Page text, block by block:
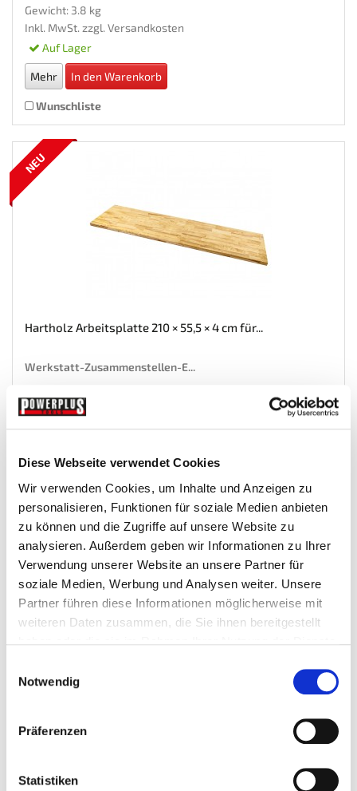
Diese Webseite verwendet Cookies
Wir verwenden Cookies, um Inhalte und Anzeigen zu
personalisieren, Funktionen für soziale Medien anbieten
zu können und die Zugriffe auf unsere Website zu
analysieren. Außerdem geben wir Informationen zu Ihrer
Verwendung unserer Website an unsere Partner für
soziale Medien, Werbung und Analysen weiter. Unsere
Partner führen diese Informationen möglicherweise mit
weiteren Daten zusammen, die Sie ihnen bereitgestellt
Notwendig
Präferenzen
Statistiken
Gewicht: 3.8 kg
Inkl. MwSt. zzgl. Versandkosten
Auf Lager
Mehr In den Warenkorb
Wunschliste
NEU
Hartholz Arbeitsplatte 210 × 55,5 × 4 cm für...
Werkstatt-Zusammenstellen-E...
€ 247,-
Inkl. MwSt. zzgl. Versandkosten
Auf Lager
Mehr In den Warenkorb
Wunschliste
NEU